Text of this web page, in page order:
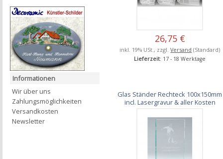
26,75 €
inkl. 19% USt., zzgl.Versand (Standard)
Lieferzeit: 17 - 18 Werktage
Glas Ständer Rechteck 100x150mm
incl. Lasergravur & aller Kosten
Informationen
Wir über uns
Zahlungsmöglichkeiten
Versandkosten
Newsletter